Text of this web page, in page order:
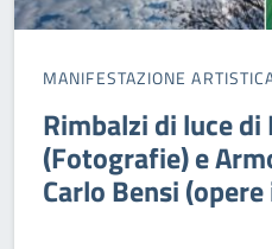
MANIFESTAZIONE
Rimbalzi di luce di
(Fotografie) e
Carlo Bensi